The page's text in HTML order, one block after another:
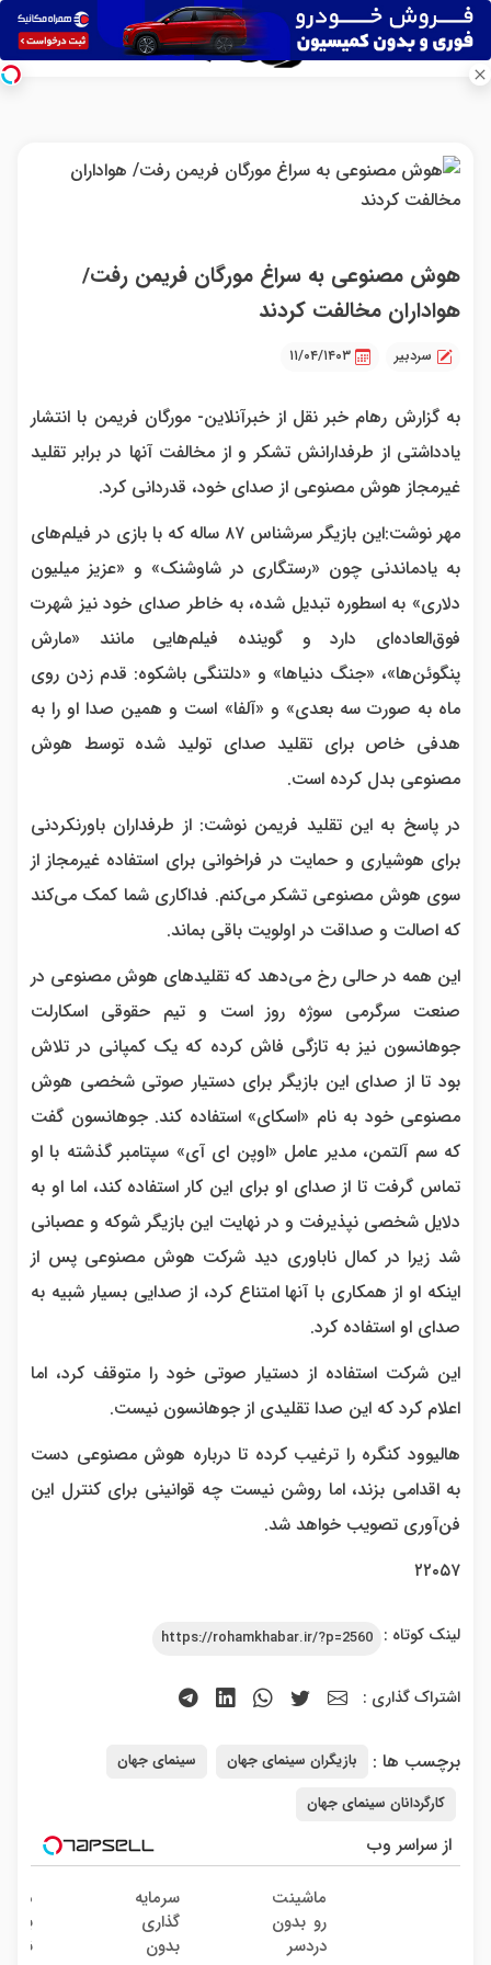
هوش مصنوعی به سراغ مورگان فریمن رفت/
هواداران مخالفت کردند
سردبیر ۱۱/۰۴/۱۴۰۳
به گزارش رهام خبر نقل از خبرآنلاین- مورگان فریمن با انتشار
یادداشتی از طرفدارانش تشکر و از مخالفت آنها در برابر تقلید
غیرمجاز هوش مصنوعی از صدای خود، قدردانی کرد.
مهر نوشت:این بازیگر سرشناس ۸۷ ساله که با بازی در فیلم‌های
به یادماندنی چون «رستگاری در شاوشنک» و «عزیز میلیون
دلاری» به اسطوره تبدیل شده، به خاطر صدای خود نیز شهرت
فوق‌العاده‌ای دارد و گوینده فیلم‌هایی مانند «مارش
پنگوئن‌ها»، «جنگ دنیاها» و «دلتنگی باشکوه: قدم زدن روی
ماه به صورت سه بعدی» و «آلفا» است و همین صدا او را به
هدفی خاص برای تقلید صدای تولید شده توسط هوش
مصنوعی بدل کرده است.
در پاسخ به این تقلید فریمن نوشت: از طرفداران باورنکردنی
برای هوشیاری و حمایت در فراخوانی برای استفاده غیرمجاز از
سوی هوش مصنوعی تشکر می‌کنم. فداکاری شما کمک می‌کند
که اصالت و صداقت در اولویت باقی بماند.
این همه در حالی رخ می‌دهد که تقلیدهای هوش مصنوعی در
صنعت سرگرمی سوژه روز است و تیم حقوقی اسکارلت
جوهانسون نیز به تازگی فاش کرده که یک کمپانی در تلاش
بود تا از صدای این بازیگر برای دستیار صوتی شخصی هوش
مصنوعی خود به نام «اسکای» استفاده کند. جوهانسون گفت
که سم آلتمن، مدیر عامل «اوپن ای آی» سپتامبر گذشته با او
تماس گرفت تا از صدای او برای این کار استفاده کند، اما او به
دلایل شخصی نپذیرفت و در نهایت این بازیگر شوکه و عصبانی
شد زیرا در کمال ناباوری دید شرکت هوش مصنوعی پس از
اینکه او از همکاری با آنها امتناع کرد، از صدایی بسیار شبیه به
صدای او استفاده کرد.
این شرکت استفاده از دستیار صوتی خود را متوقف کرد، اما
اعلام کرد که این صدا تقلیدی از جوهانسون نیست.
هالیوود کنگره را ترغیب کرده تا درباره هوش مصنوعی دست
به اقدامی بزند، اما روشن نیست چه قوانینی برای کنترل این
فن‌آوری تصویب خواهد شد.
۲۲۰۵۷
لینک کوتاه : https://rohamkhabar.ir/?p=2560
اشتراک گذاری :
برچسب ها : بازیگران سینمای جهان
سینمای جهان
کارگردانان سینمای جهان
از سراسر وب
ماشینت
رو بدون
دردسر
سرمایه
گذاری
بدون
به